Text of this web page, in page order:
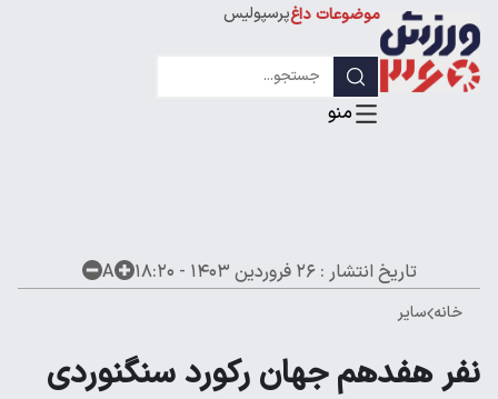
موضوعات داغپرسپولیس
لیگ قهرمانان
تاریخ انتشار :۲۶ فروردین ۱۴۰۳ - ۱۸:۲۰ A
خانه سایر
نفر هفدهم جهان رکورد سنگنوردی